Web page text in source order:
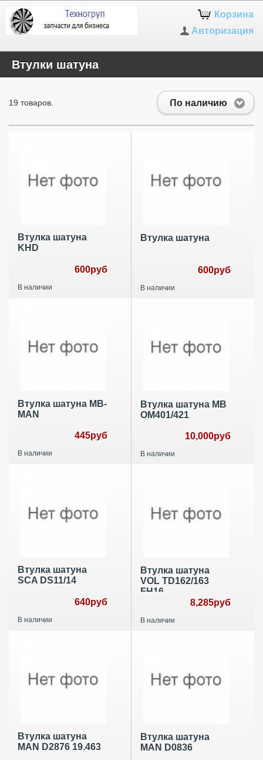
Корзина
Авторизация
Втулки шатуна
По наличию
19 товаров.
Втулка шатуна
KHD
600руб
В наличии
Втулка шатуна
600руб
В наличии
Втулка шатуна MB-
MAN
445руб
В наличии
Втулка шатуна MB
ОМ401/421
10,000руб
В наличии
Втулка шатуна
SCA DS11/14
640руб
В наличии
Втулка шатуна
VOL TD162/163
FH16
8,285руб
В наличии
Втулка шатуна
MAN D2876 19.463
Втулка шатуна
MAN D0836